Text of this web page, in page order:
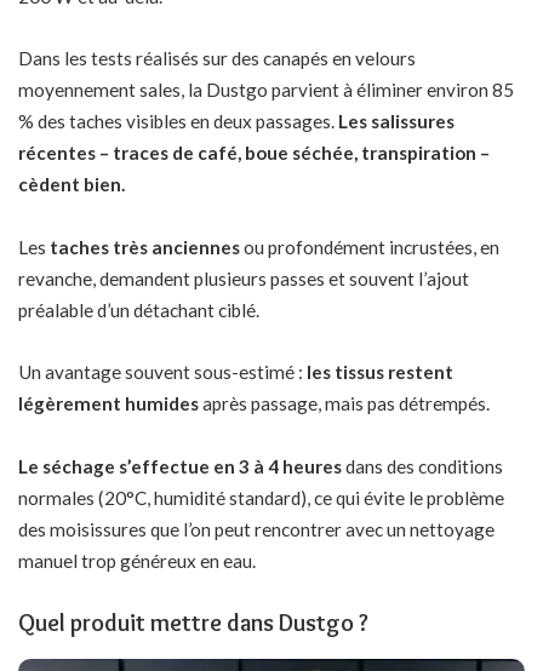
Dans les tests réalisés sur des canapés en velours
moyennement sales, la Dustgo parvient à éliminer environ 85
% des taches visibles en deux passages. Les salissures
récentes – traces de café, boue séchée, transpiration –
cèdent bien.
Les taches très anciennesou profondément incrustées, en
revanche, demandent plusieurs passes et souvent l’ajout
préalable d’un détachant ciblé.
Un avantage souvent sous-estimé : les tissus restent
légèrement humidesaprès passage, mais pas détrempés.
Le séchage s’effectue en 3 à 4 heuresdans des conditions
normales (20°C, humidité standard), ce qui évite le problème
des moisissures que l’on peut rencontrer avec un nettoyage
manuel trop généreux en eau.
Quel produit mettre dans Dustgo ?